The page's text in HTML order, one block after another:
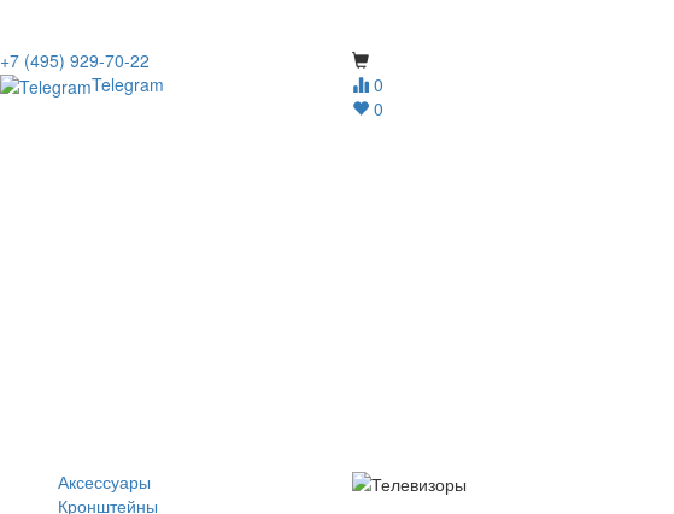
0
0
+7 (495) 929-70-22
Telegram
Аксессуары
Кронштейны